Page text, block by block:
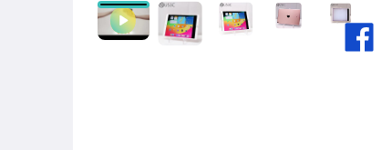
筆記型電腦 (其他品牌)
運動&智慧手錶 (Apple Watch)